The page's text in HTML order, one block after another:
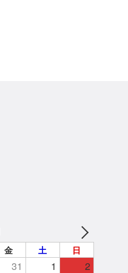
金 土 日
31 1 2